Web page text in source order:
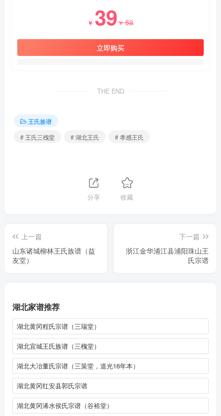
￥ 39￥59
立即购买
THE END
王氏族谱
# 王氏三槐堂
# 湖北王氏 # 孝感王氏
分享 收藏
上一篇
山东诸城柳林王氏族谱（益
友堂）
下一篇
浙江金华浦江县浦阳珠山王
氏宗谱
湖北家谱推荐
湖北黄冈程氏宗谱（三瑞堂）
湖北宜城王氏族谱（三槐堂）
湖北大冶董氏宗谱（三策堂，道光16年本）
湖北黄冈红安县郭氏宗谱
湖北黄冈浠水侯氏宗谱（谷裕堂）